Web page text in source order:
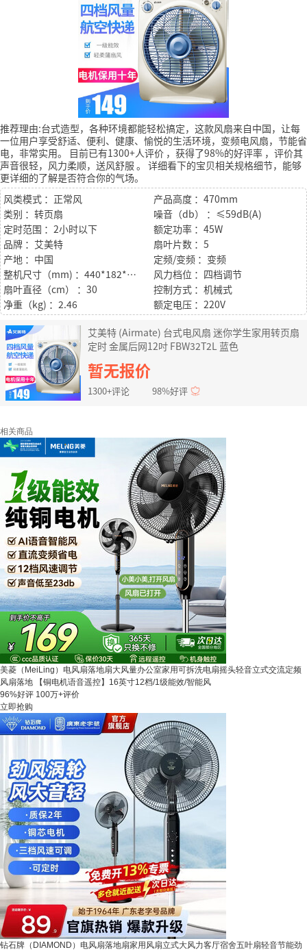
推荐理由:台式造型，各种环境都能轻松搞定，这款风扇来自中国，让每
一位用户享受舒适、便利、健康、愉悦的生活环境，变频电风扇，节能省
电，非常实用。
目前已有1300+人评价 ，获得了98%的好评率 ，评价其
声音很轻，风力柔顺，送风舒服 。 详细看下的宝贝相关规格细节，能够
更详细的了解是否符合你的气场。
风类模式 ：正常风
产品高度 ：470mm
类别 ：转页扇
噪音（db） ：≤59dB(A)
定时范围 ：2小时以下
额定功率 ：45W
品牌 ：艾美特
扇叶片数 ：5
产地 ：中国
定频/变频 ：变频
整机尺寸（mm) ：440*182*505
风力档位 ：四档调节
扇叶直径（cm） ：30
控制方式 ：机械式
净重（kg) ：2.46
额定电压 ：220V
艾美特 (Airmate) 台式电风扇 迷你学生家用转页扇
定时 金属后网12吋 FBW32T2L 蓝色
暂无报价
1300+评论 98%好评
相关商品
美菱（MeiLing）电风扇落地扇大风量办公室家用可拆洗电扇摇头轻音立式交流定频
风扇落地 【铜电机语音遥控】16英寸12档/1级能效/智能风
96%好评 100万+评价
立即抢购
钻石牌（DIAMOND）电风扇落地扇家用风扇立式大风力客厅宿舍五叶扇轻音节能劲